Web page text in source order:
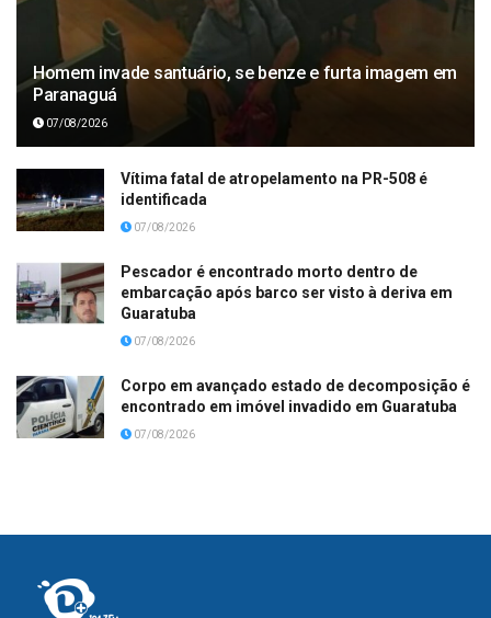
Homem invade santuário, se benze e furta imagem em
Paranaguá
07/08/2026
Vítima fatal de atropelamento na PR-508 é
identificada
07/08/2026
Pescador é encontrado morto dentro de
embarcação após barco ser visto à deriva em
Guaratuba
07/08/2026
Corpo em avançado estado de decomposição é
encontrado em imóvel invadido em Guaratuba
07/08/2026